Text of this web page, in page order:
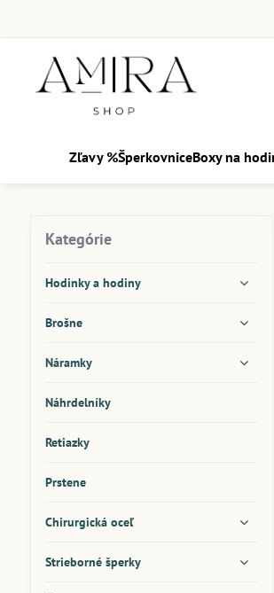
Zľavy %ŠperkovniceBoxy na
Kategórie
Hodinky a hodiny
Brošne
Náramky
Náhrdelníky
Retiazky
Prstene
Chirurgická oceľ
Strieborné šperky